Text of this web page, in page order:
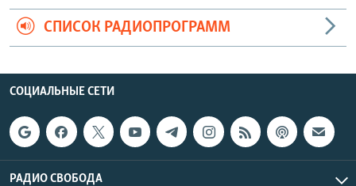
СПИСОК РАДИОПРОГРАММ
СОЦИАЛЬНЫЕ СЕТИ
РАДИО СВОБОДА